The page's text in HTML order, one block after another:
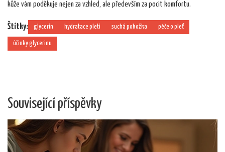
kůže vám poděkuje nejen za vzhled, ale především za pocit komfortu.
Štítky: glycerin hydratace pleti suchá pokožka péče o pleť
účinky glycerinu
Související příspěvky